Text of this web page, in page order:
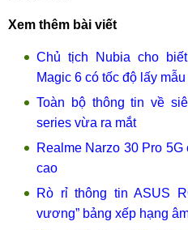
Xem thêm bài viết
Chủ tịch Nubia cho
Magic 6 có tốc độ lấy
Toàn bộ thông tin về
series vừa ra mắt
Realme Narzo 30 Pro
cao
Rò rỉ thông tin ASUS
vương” bảng xếp hạng